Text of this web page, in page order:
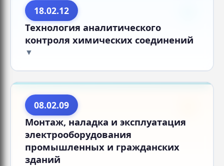
18.02.12
Технология аналитического
контроля химических соединений
08.02.09
Монтаж, наладка и эксплуатация
электрооборудования
промышленных и гражданских
зданий